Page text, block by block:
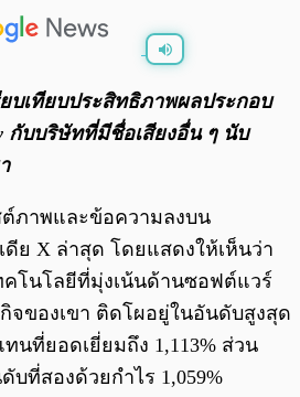
/
ยบเทียบประสิทธิภาพผลประกอบ
กับบริษัทที่มีชื่อเสียงอื่น ๆ นับ
ต์ภาพและข้อความลงบน
ย X ล่าสุด โดยแสดงให้เห็นว่า
คโนโลยีที่มุ่งเน้นด้านซอฟต์แวร์
จของเขา ติดโผอยู่ในอันดับสูงสุด
นที่ยอดเยี่ยมถึง 1,113% ส่วน
บที่สองด้วยกำไร 1,059%